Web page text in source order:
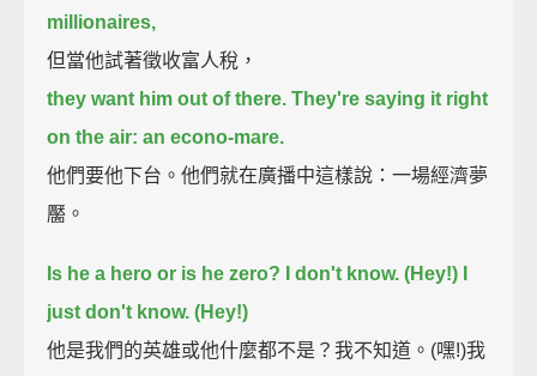
millionaires,
但當他試著徵收富人稅，
they want him out of there. They're saying it right
on the air: an econo-mare.
他們要他下台。他們就在廣播中這樣說：一場經濟夢
靨。
Is he a hero or is he zero? I don't know. (Hey!) I
just don't know. (Hey!)
他是我們的英雄或他什麼都不是？我不知道。(嘿!)我